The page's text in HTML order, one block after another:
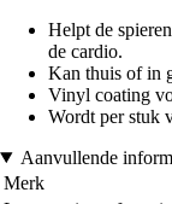
Helpt de
de cardio.
Kan thuis of in
Vinyl coating
Wordt per stuk
Aanvullende
Merk